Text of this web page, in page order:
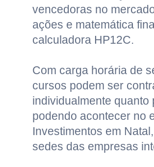
vencedoras no
ações e matemática
calculadora HP12C.
Com carga horária de
cursos podem ser
individualmente
podendo acontecer no
Investimentos em
sedes das empresas